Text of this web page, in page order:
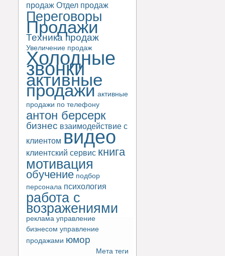
продаж Отдел продаж
Переговоры
Продажи
Техника продаж
Увеличение продаж
Холодные
звонки
активные
продажи активные
продажи по телефону
антон берсерк
бизнес взаимодействие с
клиентом видео
клиентский сервис книга
мотивация
обучение подбор
персонала психология
работа с
возражениями
реклама управление
бизнесом управление
продажами юмор
Мета теги